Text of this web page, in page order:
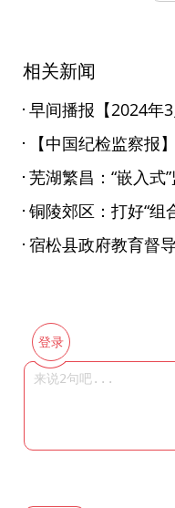
相关新闻
早间播报【2024年3
芜湖繁昌：“嵌入式
铜陵郊区：打好“组
登录